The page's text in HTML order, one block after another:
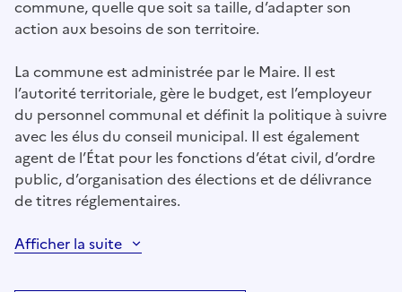
commune, quelle que soit sa taille, d’adapter son
action aux besoins de son territoire.
La commune est administrée par le Maire. Il est
l’autorité territoriale, gère le budget, est l’employeur
du personnel communal et définit la politique à suivre
avec les élus du conseil municipal. Il est également
agent de l’État pour les fonctions d’état civil, d’ordre
public, d’organisation des élections et de délivrance
de titres réglementaires.
Afficher la suite